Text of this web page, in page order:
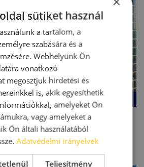
befektetési piac 5,8
ért el 2026 első félévében –
de jóval szelektívebb
sütiket használ
a tartalom, a
szabására és a
Webhelyünk Ön
vonatkozó
megosztjuk hirdetési és
is, akik egyesíthetik
amelyeket Ön
vagy amelyeket a
Ön általi használatából
Adatvédelmi irányelvek
Teljesítmény